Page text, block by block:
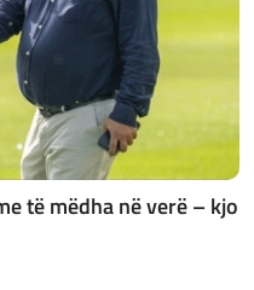
të mëdha në verë – kjo